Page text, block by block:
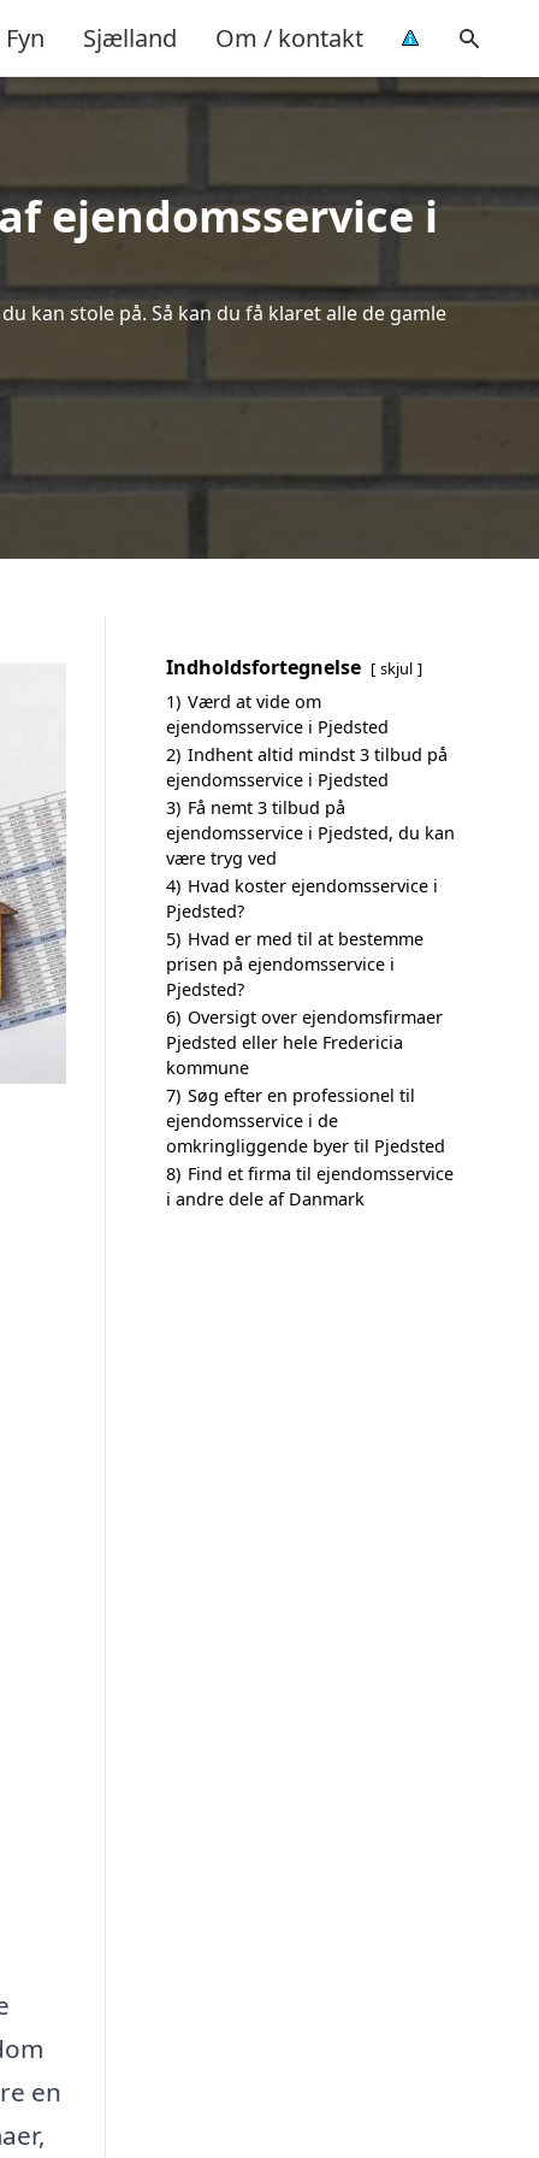
Fyn Sjælland Om / kontakt
ejendomsservice i
kan stole på. Så kan du få klaret alle de gamle
en
Indholdsfortegnelse skjul
1) Værd at vide om
ejendomsservice i Pjedsted
2) Indhent altid mindst 3 tilbud på
ejendomsservice i Pjedsted
3) Få nemt 3 tilbud på
ejendomsservice i Pjedsted, du kan
være tryg ved
4) Hvad koster ejendomsservice i
Pjedsted?
5) Hvad er med til at bestemme
prisen på ejendomsservice i
Pjedsted?
6) Oversigt over ejendomsfirmaer
Pjedsted eller hele Fredericia
kommune
7) Søg efter en professionel til
ejendomsservice i de
omkringliggende byer til Pjedsted
8) Find et firma til ejendomsservice
i andre dele af Danmark